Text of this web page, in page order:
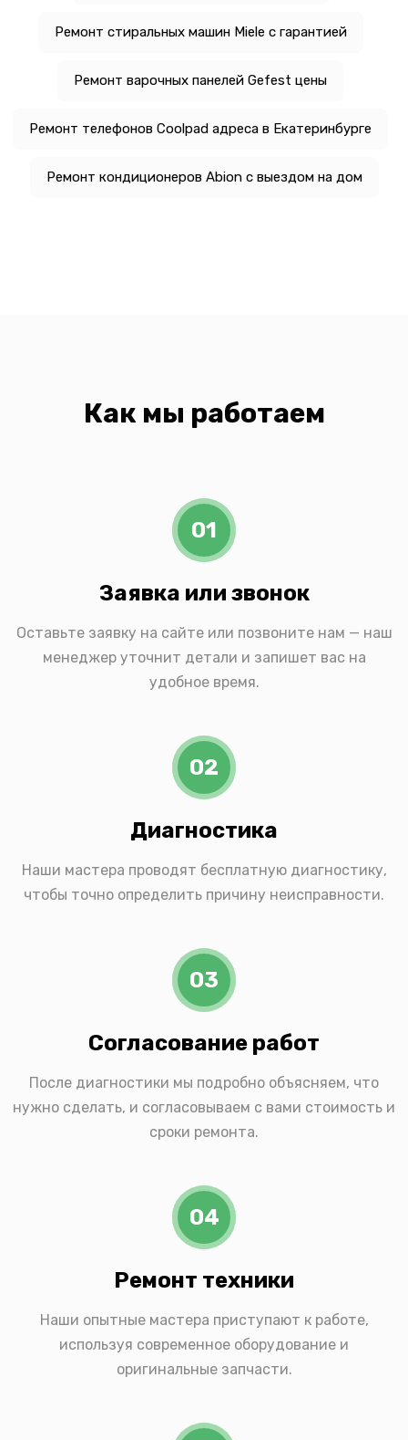
Ремонт стиральных машин Miele с гарантией
Ремонт варочных панелей Gefest цены
Ремонт телефонов Coolpad адреса в Екатеринбурге
Ремонт кондиционеров Abion с выездом на дом
Как мы работаем
01
Заявка или звонок
Оставьте заявку на сайте или позвоните нам — наш
менеджер уточнит детали и запишет вас на
удобное время.
02
Диагностика
Наши мастера проводят бесплатную диагностику,
чтобы точно определить причину неисправности.
03
Согласование работ
После диагностики мы подробно объясняем, что
нужно сделать, и согласовываем с вами стоимость и
сроки ремонта.
04
Ремонт техники
Наши опытные мастера приступают к работе,
используя современное оборудование и
оригинальные запчасти.